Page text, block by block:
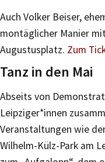
Auch Volker Beiser,
montäglicher Manier
Augustusplatz. Zum
Tanz in den Mai
Abseits von
Leipziger*innen
Veranstaltungen wie
Wilhelm-Külz-Park am